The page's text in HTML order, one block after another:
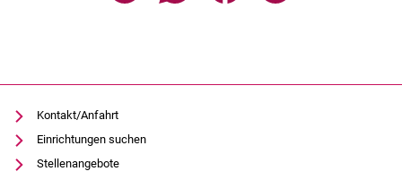
Kontakt/Anfahrt
Einrichtungen suchen
Stellenangebote